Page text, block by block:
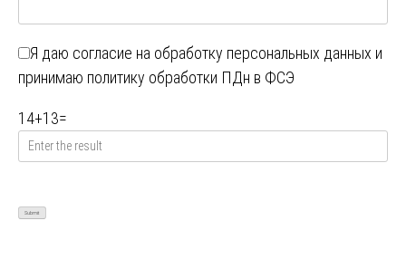
Я даю согласие на обработку персональных данных и
принимаю политику обработки ПДн в ФСЭ
14+13=